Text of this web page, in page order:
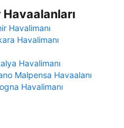
Havalimanı
Havalimanı
Havalimanı
Malpensa Havaalanı
Havalimanı